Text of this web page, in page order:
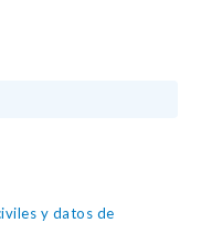
y datos de